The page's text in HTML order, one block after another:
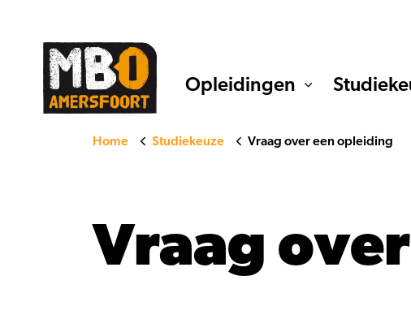
Opleidingen
Home Studiekeuze Vraag over een opleiding
Vraag